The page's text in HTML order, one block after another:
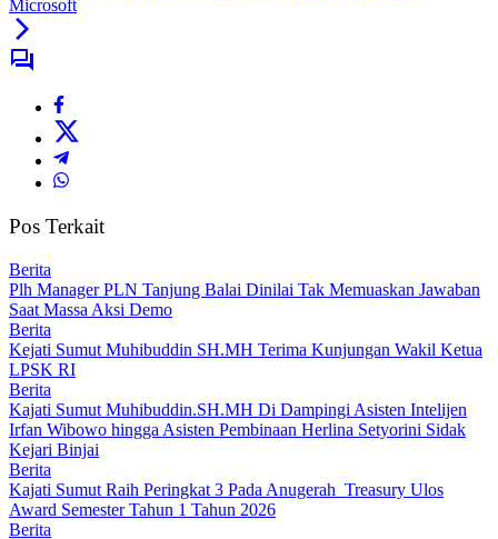
Microsoft
Pos Terkait
Berita
Plh Manager PLN Tanjung Balai Dinilai Tak Memuaskan Jawaban
Saat Massa Aksi Demo
Berita
Kejati Sumut Muhibuddin SH.MH Terima Kunjungan Wakil Ketua
LPSK RI
Berita
Kajati Sumut Muhibuddin.SH.MH Di Dampingi Asisten Intelijen
Irfan Wibowo hingga Asisten Pembinaan Herlina Setyorini Sidak
Kejari Binjai
Berita
Kajati Sumut Raih Peringkat 3 Pada Anugerah Treasury Ulos
Award Semester Tahun 1 Tahun 2026
Berita